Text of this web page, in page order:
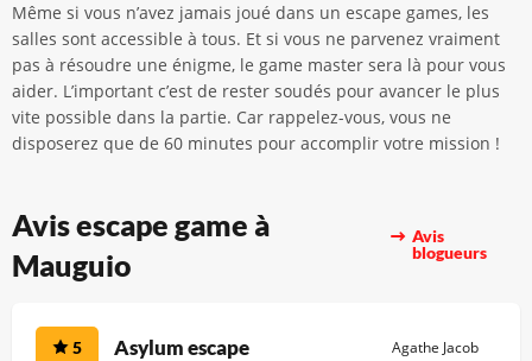
Même si vous n’avez jamais joué dans un escape games, les
salles sont accessible à tous. Et si vous ne parvenez vraiment
pas à résoudre une énigme, le game master sera là pour vous
aider. L’important c’est de rester soudés pour avancer le plus
vite possible dans la partie. Car rappelez-vous, vous ne
disposerez que de 60 minutes pour accomplir votre mission !
Avis escape game à
Mauguio
Avis
blogueurs
5 Asylum escape Agathe Jacob